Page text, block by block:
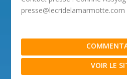
presse@lecridelamarmotte.com
VOIR LE